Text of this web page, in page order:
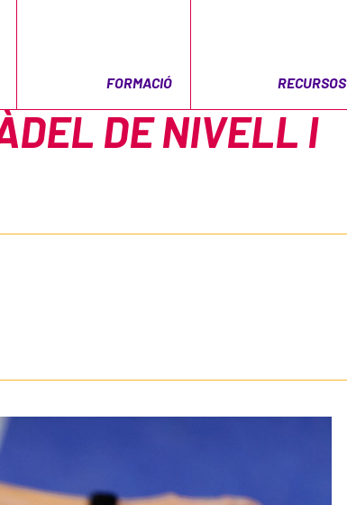
FORMACIÓ RECURSOS
DE NIVELL I